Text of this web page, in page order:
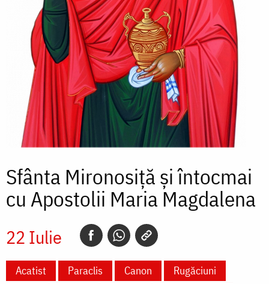
Sfânta Mironosiță și întocmai
cu Apostolii Maria Magdalena
22 Iulie
Acatist Paraclis Canon
Rugăciuni